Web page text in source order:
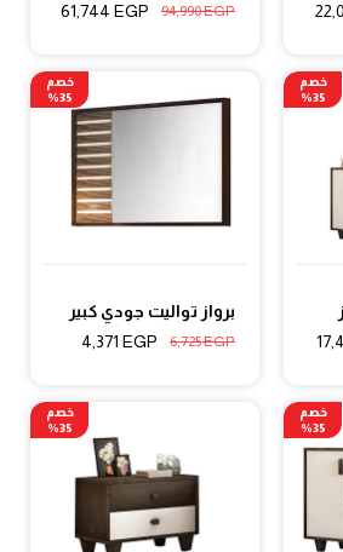
94,990EGP
61,744 EGP
خصم
35%
برواز تواليت جودي كبير
6,725EGP
4,371 EGP
خصم
35%
خصم
35%
خصم
35%